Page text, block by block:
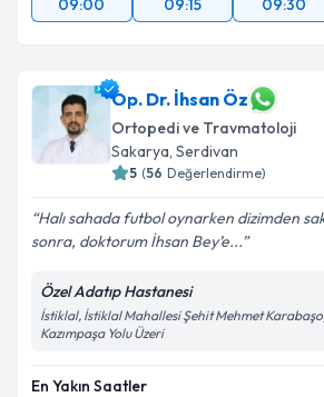
09:00 09:15 09:30
Op. Dr. İhsan Öz
Ortopedi ve Travmatoloji
Sakarya, Serdivan
5 (56 Değerlendirme)
Halı sahada futbol oynarken dizimden
sonra, doktorum İhsan Bey’e...
Özel Adatıp Hastanesi
İstiklal, İstiklal Mahallesi Şehit Mehmet
Kazımpaşa Yolu Üzeri
En Yakın Saatler